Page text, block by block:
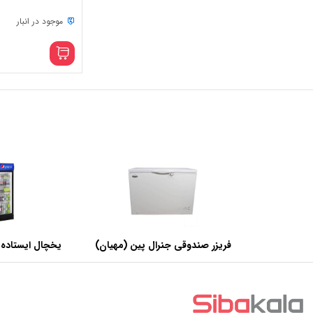
موجود در انبار
فریزر صندوقی جنرال پین (مهیان)
با ظرفیت 440 لیتر
یخچال
عرض 60 سانتی متر